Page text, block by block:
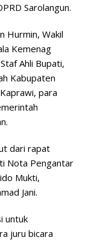
Sarolangun.
Hurmin, Wakil
Kemenag
Ahli Bupati,
Kabupaten
para
dari rapat
Nota Pengantar
Mukti,
Jani.
untuk
juru bicara